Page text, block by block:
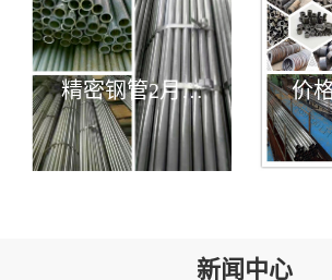
精密钢管2月28
库存表
价
料
可
新闻中心